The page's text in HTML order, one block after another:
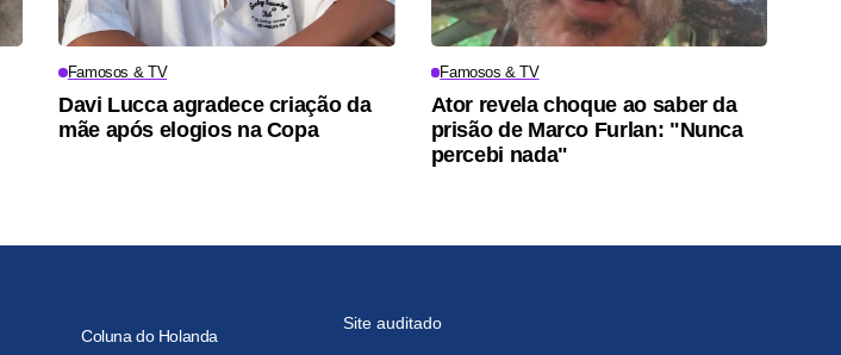
Famosos & TV
Davi Lucca agradece criação da
mãe após elogios na Copa
Famosos & TV
Ator revela choque ao saber da
prisão de Marco Furlan: "Nunca
percebi nada"
Coluna do Holanda
Site auditado